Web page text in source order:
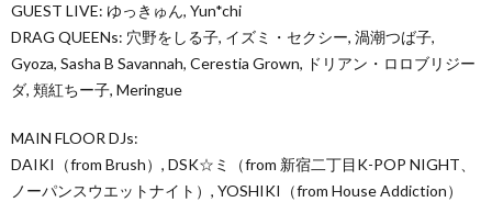
GUEST LIVE: ゆっきゅん, Yun*chi
DRAG QUEENs: 穴野をしる子, イズミ・セクシー, 渦潮つば子,
Gyoza, Sasha B Savannah, Cerestia Grown, ドリアン・ロロブリジー
ダ, 頬紅ちー子, Meringue
MAIN FLOOR DJs:
DAIKI（from Brush）, DSK☆ミ（from 新宿二丁目K-POP NIGHT、
ノーパンスウエットナイト）, YOSHIKI（from House Addiction）